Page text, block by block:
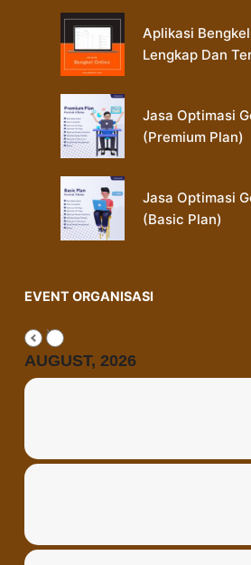
Aplikasi
Lengkap Dan
Jasa Optimasi
(Premium Plan)
Jasa Optimasi
(Basic Plan)
EVENT ORGANISASI
AUGUST, 2026